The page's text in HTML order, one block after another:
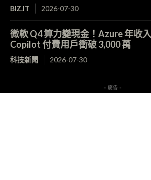
BIZ.IT 2026-07-30
微軟 Q4 算力變現金！Azure 年收
Copilot 付費用戶衝破 3,000 萬
科技新聞 2026-07-30
- 廣告 -